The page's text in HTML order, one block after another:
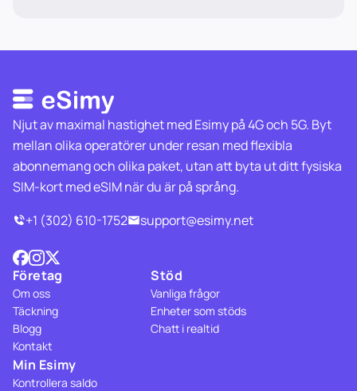
Njut av maximal hastighet med Esimy på 4G och 5G. Byt
mellan olika operatörer under resan med flexibla
abonnemang och olika paket, utan att byta ut ditt fysiska
SIM-kort med eSIM när du är på språng.
+1 (302) 610-1752
support@esimy.net
Företag
Om oss
Täckning
Blogg
Kontakt
Stöd
Vanliga frågor
Enheter som stöds
Chatt i realtid
Min Esimy
Kontrollera saldo